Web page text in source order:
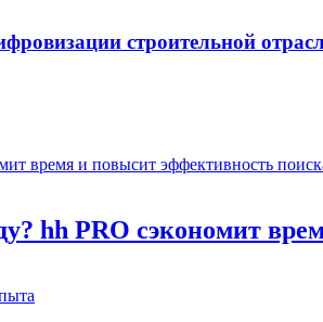
строительной
hh PRO сэкономит